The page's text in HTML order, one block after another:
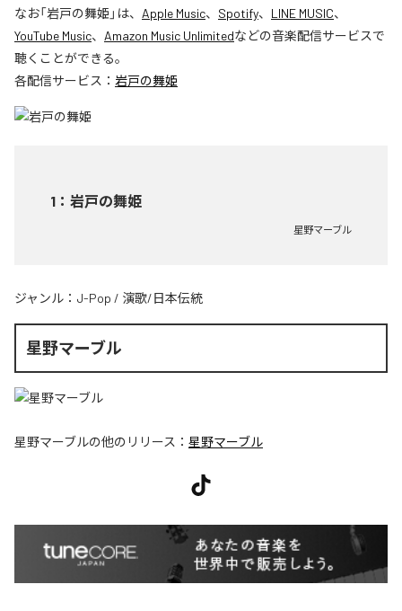
なお「岩戸の舞姫 」は、 Apple Music、 Spotify、 LINE MUSIC、
YouTube Music、 Amazon Music Unlimitedなどの音楽配信サービスで
聴くことができる。
各配信サービス： 岩戸の舞姫
1 ： 岩戸の舞姫
星野マーブル
ジャンル： J-Pop / 演歌/日本伝統
星野マーブル
星野マーブルの他のリリース： 星野マーブル